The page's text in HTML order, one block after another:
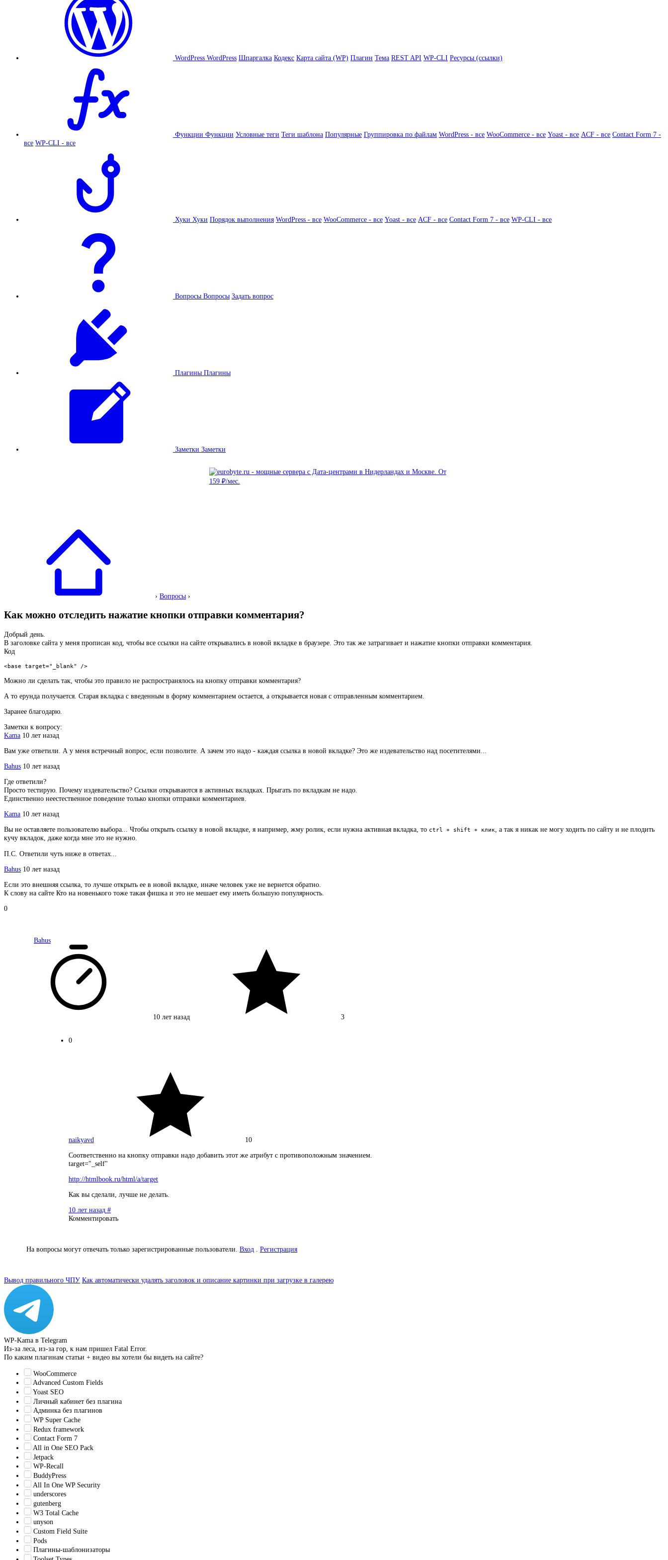
WordPress WordPress Шпаргалка Кодекс Карта сайта (WP) Плагин Тема REST API WP-CLI Ресурсы (ссылки)
Функции Функции Условные теги Теги шаблона Популярные Группировка по файлам WordPress - все WooCommerce - все Yoast - все ACF - все Contact Form 7 -
все WP-CLI - все
Хуки Хуки Порядок выполнения WordPress - все WooCommerce - все Yoast - все ACF - все Contact Form 7 - все WP-CLI - все
Вопросы Вопросы Задать вопрос
Плагины Плагины
Заметки Заметки
› Вопросы ›
Как можно отследить нажатие кнопки отправки комментария?
Добрый день.
В заголовке сайта у меня прописан код, чтобы все ссылки на сайте открывались в новой вкладке в браузере. Это так же затрагивает и нажатие кнопки отправки комментария.
Код
<base target="_blank" />
Можно ли сделать так, чтобы это правило не распространялось на кнопку отправки комментария?
А то ерунда получается. Старая вкладка с введенным в форму комментарием остается, а открывается новая с отправленным комментарием.
Заранее благодарю.
Заметки к вопросу:
Kama 10 лет назад
Вам уже ответили. А у меня встречный вопрос, если позволите. А зачем это надо - каждая ссылка в новой вкладке? Это же издевательство над посетителями...
Bahus 10 лет назад
Где ответили?
Просто тестирую. Почему издевательство? Ссылки открываются в активных вкладках. Прыгать по вкладкам не надо.
Единственно неестественное поведение только кнопки отправки комментариев.
Kama 10 лет назад
Вы не оставляете пользователю выбора... Чтобы открыть ссылку в новой вкладке, я например, жму ролик, если нужна активная вкладка, то ctrl + shift + клик, а так я никак не могу ходить по сайту и не плодить
кучу вкладок, даже когда мне это не нужно.
П.С. Ответили чуть ниже в ответах...
Bahus 10 лет назад
Если это внешняя ссылка, то лучше открыть ее в новой вкладке, иначе человек уже не вернется обратно.
К слову на сайте Кто на новенького тоже такая фишка и это не мешает ему иметь большую популярность.
0
Bahus
10 лет назад 3
0
naikyavd
10
Соответственно на кнопку отправки надо добавить этот же атрибут с противоположным значением.
target="_self"
http://htmlbook.ru/html/a/target
Как вы сделали, лучше не делать.
10 лет назад #
Комментировать
На вопросы могут отвечать только зарегистрированные пользователи. Вход Регистрация
Вывод правильного ЧПУ Как автоматически удалять заголовок и описание картинки при загрузке в галерею
WP-Kama в Telegram
Из-за леса, из-за гор, к нам пришел Fatal Error.
По каким плагинам статьи + видео вы хотели бы видеть на сайте?
WooCommerce
Advanced Custom Fields
Yoast SEO
Личный кабинет без плагина
Админка без плагинов
WP Super Cache
Redux framework
Contact Form 7
All in One SEO Pack
Jetpack
WP-Recall
BuddyPress
All In One WP Security
underscores
gutenberg
W3 Total Cache
unyson
Custom Field Suite
Pods
Плагины-шаблонизаторы